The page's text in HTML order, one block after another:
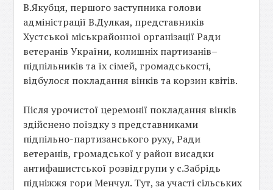
В.Якубця, першого заступника голови
адміністрації В.Дулкая, представників
Хустської міськрайонної організації Ради
ветеранів України, колишніх партизанів–
підпільників та їх сімей, громадськості,
відбулося покладання вінків та корзин квітів.
Після урочистої церемонії покладання вінків
здійснено поїздку з представниками
підпільно-партизанського руху, Ради
ветеранів, громадської у район висадки
антифашистської розвідгрупи у с.Забрідь
підніжжя гори Менчул. Тут, за участі сільських